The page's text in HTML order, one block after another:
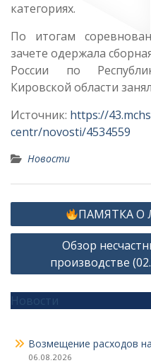
категориях.
По итогам
зачете одержала
России по
Кировской области
Источник: https://
centr/novosti/4534559
Новости
Навигация
по
записям
ПАМЯТКА О
Обзор
производстве
Новости
Возмещение расходов
06.08.2026